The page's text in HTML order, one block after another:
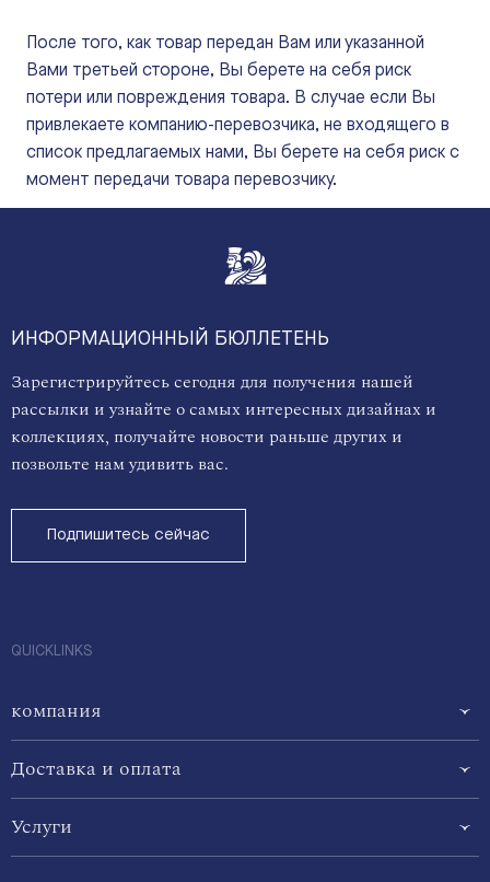
После того, как товар передан Вам или указанной
Вами третьей стороне, Вы берете на себя риск
потери или повреждения товара. В случае если Вы
привлекаете компанию-перевозчика, не входящего в
список предлагаемых нами, Вы берете на себя риск с
момент передачи товара перевозчику.
ИНФОРМАЦИОННЫЙ БЮЛЛЕТЕНЬ
Зарегистрируйтесь сегодня для получения нашей
рассылки и узнайте о самых интересных дизайнах и
коллекциях, получайте новости раньше других и
позвольте нам удивить вас.
Подпишитесь сейчас
QUICKLINKS
компания
Доставка и оплата
Услуги